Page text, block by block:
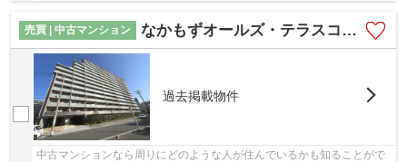
売買 | 中古マンション
なかもずオールズ・テラスコート
過去掲載物件
中古マンションなら周りにどのような人が住んでいるかも知ることがで